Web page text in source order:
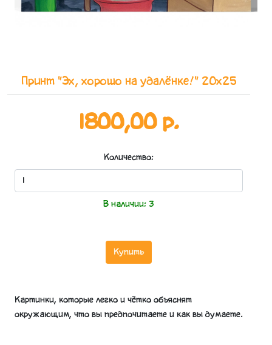
Принт "Эх, хорошо на удалёнке!" 20x25
1800,00 р.
Количество:
В наличии: 3
Купить
Картинки, которые легко и чётко объяснят
окружающим, что вы предпочитаете и как вы думаете.